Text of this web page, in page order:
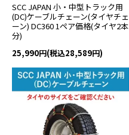
SCC JAPAN 小・中型トラック用
(DC)ケーブルチェーン(タイヤチェ
ーン) DC360 1ペア価格(タイヤ2本
分)
25,990円(税込28,589円)